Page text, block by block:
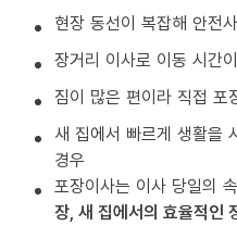
현장 동선이 복잡해 안전
장거리 이사로 이동 시간
짐이 많은 편이라 직접 포
새 집에서 빠르게 생활을
경우
포장이사는 이사 당일의
장, 새 집에서의 효율적인